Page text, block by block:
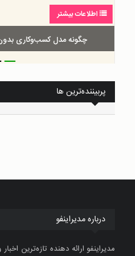
اطلاعات بیشتر
چگونه مدل کسب‌و‌کاری
_
پربیننده‌ترین ها
درباره مدیراینفو
مدیراینفو ارائه دهنده تازه‌ترین